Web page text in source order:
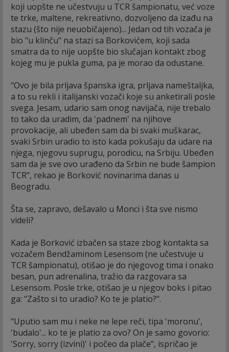
koji uopšte ne učestvuju u TCR šampionatu, već voze
te trke, maltene, rekreativno, dozvoljeno da izađu na
stazu (što nije neuobičajeno)... Jedan od tih vozača je
bio "u klinču" na stazi sa Borkovićem, koji sada
smatra da to nije uopšte bio slučajan kontakt zbog
kojeg mu je pukla guma, pa je morao da odustane.
"Ovo je bila prljava španska igra, prljava nameštaljka,
a to su rekli i italijanski vozači koje su anketirali posle
svega. Jesam, udario sam onog navijača, nije trebalo
to tako da uradim, da 'padnem' na njihove
provokacije, ali ubeđen sam da bi svaki muškarac,
svaki Srbin uradio to isto kada pokušaju da udare na
njega, njegovu suprugu, porodicu, na Srbiju. Ubeđen
sam da je sve ovo urađeno da Srbin ne bude šampion
TCR", rekao je Borković novinarima danas u
Beogradu.
Šta se, zapravo, dešavalo u Monci i šta sve nismo
videli?
Kada je Borković izbačen sa staze zbog kontakta sa
vozačem Bendžaminom Lesensom (ne učestvuje u
TCR šampionatu), otišao je do njegovog tima i onako
besan, pun adrenalina, tražio da razgovara sa
Lesensom. Posle trke, otišao je u njegov boks i pitao
ga: "Zašto si to uradio? Ko te je platio?".
"Uputio sam mu i neke ne lepe reči, tipa 'moronu',
'budalo'... ko te je platio za ovo? On je samo govorio:
'Sorry, sorry (izvini)' i počeo da plače", ispričao je